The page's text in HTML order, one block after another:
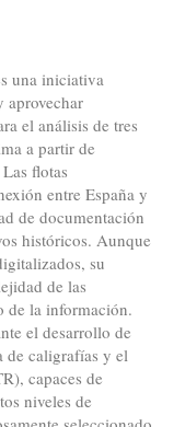
una iniciativa
aprovechar
el análisis de tres
a partir de
flotas
entre España y
de documentación
históricos. Aunque
su
de las
de la información.
el desarrollo de
de caligrafías y el
capaces de
niveles de